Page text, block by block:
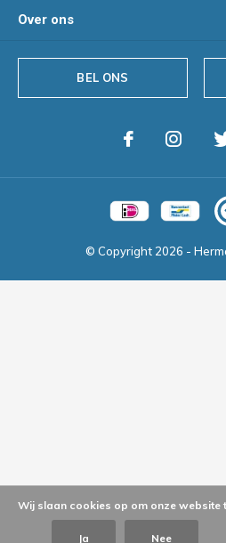
Over ons
BEL ONS
© Copyright 2026 -
Wij slaan cookies op om onze website
Ja Nee